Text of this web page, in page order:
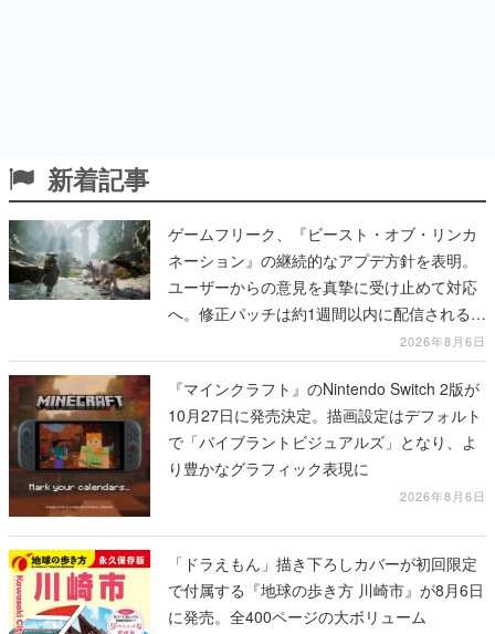
新着記事
ゲームフリーク、『ビースト・オブ・リンカ
ネーション』の継続的なアプデ方針を表明。
ユーザーからの意見を真摯に受け止めて対応
へ。修正パッチは約1週間以内に配信される予
2026年8月6日
『マインクラフト』のNintendo Switch 2版が
10月27日に発売決定。描画設定はデフォルト
で「バイブラントビジュアルズ」となり、よ
り豊かなグラフィック表現に
2026年8月6日
「ドラえもん」描き下ろしカバーが初回限定
で付属する『地球の歩き方 川崎市』が8月6日
に発売。全400ページの大ボリューム